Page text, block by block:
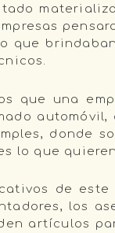
que
que una
donde
lo que
de
los
artículos